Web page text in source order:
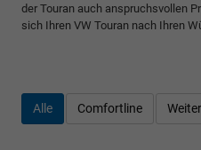
der Touran auch anspruchsvollen
sich Ihren VW Touran nach Ihren
Alle Comfortline